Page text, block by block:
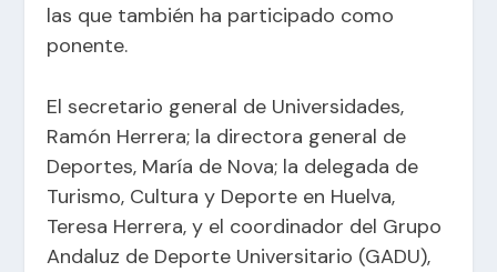
las que también ha participado como
ponente.
El secretario general de Universidades,
Ramón Herrera; la directora general de
Deportes, María de Nova; la delegada de
Turismo, Cultura y Deporte en Huelva,
Teresa Herrera, y el coordinador del Grupo
Andaluz de Deporte Universitario (GADU),